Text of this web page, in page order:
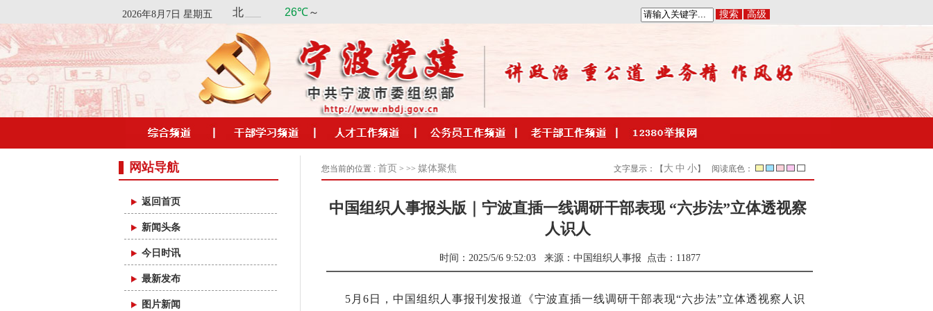
2026年8月7日 星期五 搜索 高级
网站导航
返回首页
新闻头条
今日时讯
最新发布
图片新闻
文字显示：【 大 中 小】 阅读底色：
您当前的位置 : 首页 > >> 媒体聚焦
中国组织人事报头版｜宁波直插一线调研干部表现 “六步法”立体透视察
人识人
时间：2025/5/6 9:52:03来源： 中国组织人事报 点击： 11877
5月6日，中国组织人事报刊发报道《宁波直插一线调研干部表现“六步法”立体透视察人识